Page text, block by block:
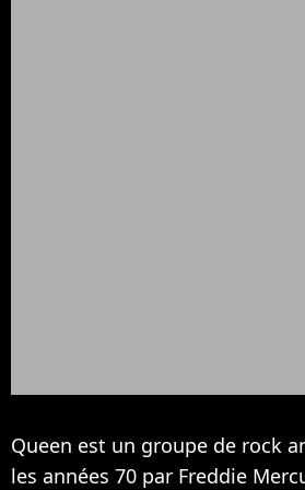
Queen est un groupe de rock
les années 70 par Freddie